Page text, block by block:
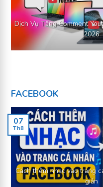
Dịch Vụ Tăng Comment
2026
FACEBOOK
Cách thêm nhạc vào trang
giản
07
Th8